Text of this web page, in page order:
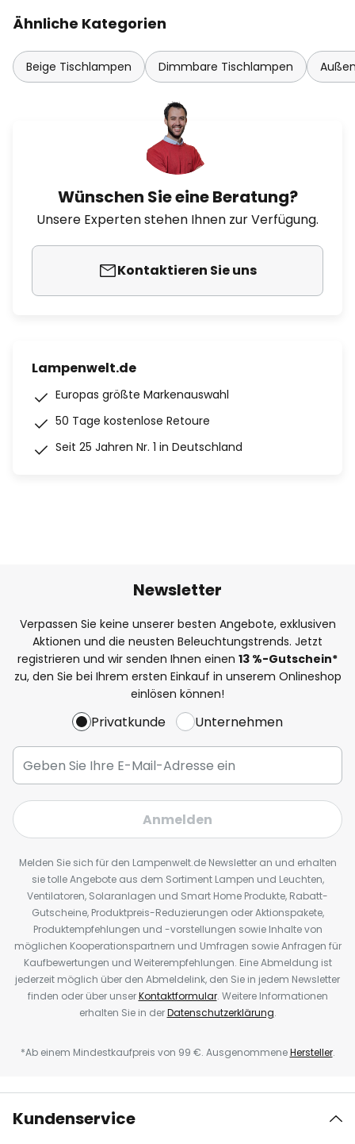
Ähnliche Kategorien
Beige Tischlampen Dimmbare Tischlampen
Wünschen Sie eine Beratung?
Unsere Experten stehen Ihnen zur Verfügung.
Kontaktieren Sie uns
Lampenwelt.de
Europas größte Markenauswahl
50 Tage kostenlose Retoure
Seit 25 Jahren Nr. 1 in Deutschland
Newsletter
Verpassen Sie keine unserer besten Angebote, exklusiven
Aktionen und die neusten Beleuchtungstrends. Jetzt
registrieren und wir senden Ihnen einen 13 %-Gutschein*
zu, den Sie bei Ihrem ersten Einkauf in unserem Onlineshop
einlösen können!
Privatkunde Unternehmen
Anmelden
Melden Sie sich für den Lampenwelt.de Newsletter an und erhalten
sie tolle Angebote aus dem Sortiment Lampen und Leuchten,
Ventilatoren, Solaranlagen und Smart Home Produkte, Rabatt-
Gutscheine, Produktpreis-Reduzierungen oder Aktionspakete,
Produktempfehlungen und -vorstellungen sowie Inhalte von
möglichen Kooperationspartnern und Umfragen sowie Anfragen für
Kaufbewertungen und Weiterempfehlungen. Eine Abmeldung ist
jederzeit möglich über den Abmeldelink, den Sie in jedem Newsletter
finden oder über unserKontaktformular. Weitere Informationen
erhalten Sie in derDatenschutzerklärung.
*Ab einem Mindestkaufpreis von 99 €. AusgenommeneHersteller.
Kundenservice